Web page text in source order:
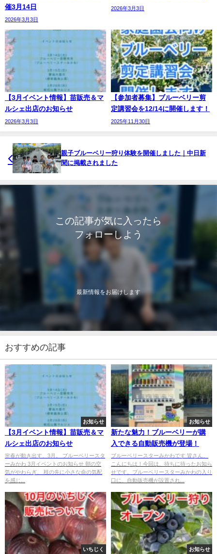
催3月14日
2026年3月3日
2026年3月3日
【3月イベント情報】苗販売＆マ
ルシェ出店のお知らせ
2026年3月3日
【参加者募集】ブルーベリー剪
定講習会を12/14に開催します！
2025年11月30日
親子ブルーベリー狩り体験を開催しました｜中日新
聞に掲載されました
この記事が気に入ったら
フォローしよう
最新情報をお届けします
おすすめの記事
お知らせ
【3月イベント情報】苗販売＆マ
ルシェ出店のお知らせ
🌸春が動き出す、3月。 ブルーベリースタ
ーみかわ 3月イベントのお知らせ 朝の空
気がやわらぎ、 枝の先に小さな命の気配
を感じ...
お知らせ
新たな魅力！ブルーベリーが購
入できる自動販売機が登場！
ブルーベリースターみかわです 皆さん、
こんにちは！今回は、待ちに待ったお知ら
せです。ブルーベリースターみかわの入り
口に、自動販売機が設置され...
いちじく お知らせ